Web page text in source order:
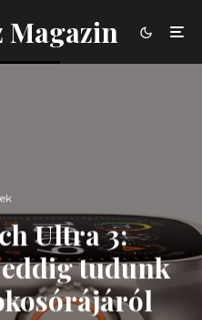
Magazin
Ultra 3:
tudunk